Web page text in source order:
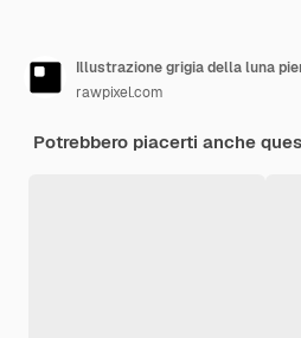
Illustrazione grigia della luna
rawpixel.com
Potrebbero piacerti anche